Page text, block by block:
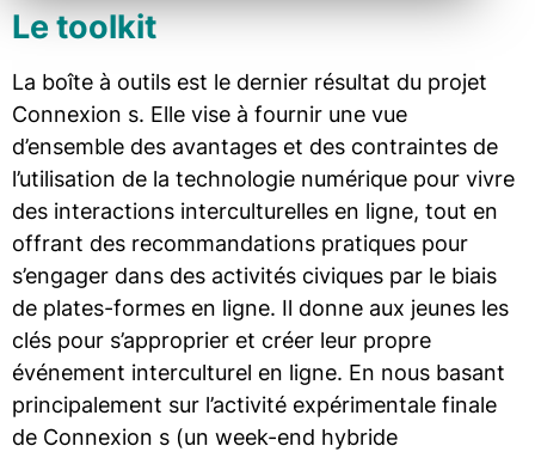
Le toolkit
La boîte à outils est le dernier résultat du projet
Connexion s. Elle vise à fournir une vue
d’ensemble des avantages et des contraintes de
l’utilisation de la technologie numérique pour vivre
des interactions interculturelles en ligne, tout en
offrant des recommandations pratiques pour
s’engager dans des activités civiques par le biais
de plates-formes en ligne. Il donne aux jeunes les
clés pour s’approprier et créer leur propre
événement interculturel en ligne. En nous basant
principalement sur l’activité expérimentale finale
de Connexion s (un week-end hybride